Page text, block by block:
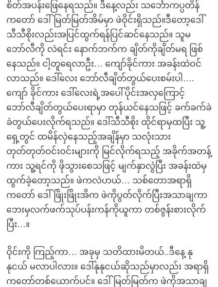
စိတ်အပန်းဖြေနေရသည်။ ဒီနေ့လည်း သင်္ဘောကပ္ပတိန်
ကတော် ဒေါ်မြတ်မြတ်အိမ်မှာ ဖဲဝိုင်းရှိသည်။ဒီတော့ဒေါ်
သီသီစိုးလည်းအပြင်ထွက်ရန်ပြင်ဆင်နေသည်။ သူမ
ဘော်လီကို လဲရင်း နောက်ဘက်က ချိတ်ကိုချိတ်မရ ဖြစ်
နေသည်။ ငါ့တူရေလာဦး… ကျော်ခိုင်ကား အခန်းထဲဝင်
လာသည်။ ဒေါ်လေး ဘော်လီချိတ်တွယ်ပေးစမ်းပါ….
ကျော် ခိုင်ကား ဒေါ်လေးရဲ့အပေါ်ပိုင်းအလှကြောင့်
ဘော်လီချိတ်တွယ်ပေးရာမှာ တုန်ယင်နေသဖြင့် ခက်ခက်ခဲ
ခဲတွယ်ပေးလိုက်ရသည်။ ဒေါ်သီသီစိုး ထိုင်ရာမှထပြီး သူ့
ရှေ့တွင် ထမိန်လှဲနေသည့်အချိန်မှာ သလုံးသား
တုတ်တုတ်ဝင်းဝင်းများကို မြင်လိုက်ရသည့် အခိုက်အတန့်
ကား သူ့ရင်ကို ဖိုသွားစေသဖြင့် မျက်နှာလွဲပြီး အခန်းထဲမှ
ထွက်ခဲ့တော့သည်။ ဖဲကလဲဟယ်… သစ်တောအရာရှိ
ကတော် ဒေါ်ဖြိုးဖြိုးအိက ဖဲကိုပွတ်လိုက်ပြီးအသာချကာ
ဘေးမှလက်ဖက်သုပ်ပန်းကန်ကိုယူကာ တစ်ဇွန်းစားလိုက်
ပြီး…။
ဝိုင်းကို ကြည့်ကာ… အခုမှ သတိထားမိတယ်..ဒီနေ့ နု
နုငယ် မလာပါလား။ ဒေါ်နုနုငယ်ဆိုသည်မှာလည်း အရာရှိ
ကတော်တစ်ယောက်ပင်။ ဒေါ်မြတ်မြတ်က ဖဲကိုအသာချ